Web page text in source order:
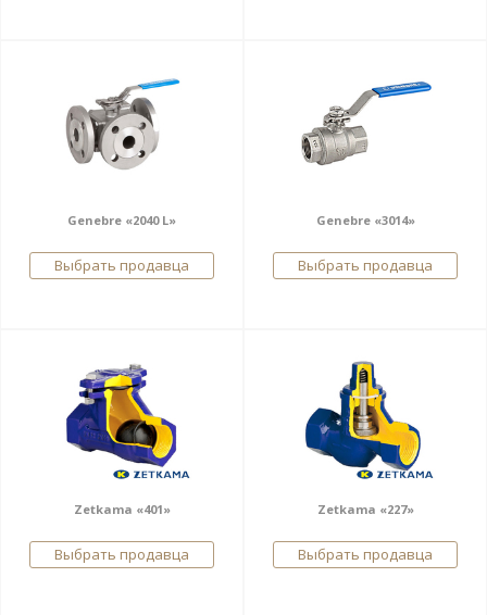
Genebre «2040 L»
Выбрать продавца
Genebre «3014»
Выбрать продавца
Zetkama «401»
Выбрать продавца
Zetkama «227»
Выбрать продавца